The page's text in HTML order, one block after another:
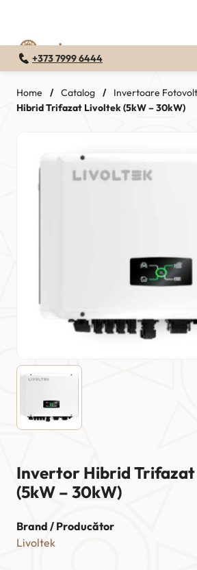
content
+373 7999 6444
Home / Catalog / Invertoare
Hibrid Trifazat Livoltek (5kW – 30kW)
Invertor Hibrid
(5kW – 30kW)
Brand / Producător
Livoltek